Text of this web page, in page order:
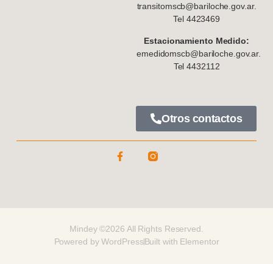
transitomscb@bariloche.gov.ar.
Tel 4423469
Estacionamiento Medido:
emedidomscb@bariloche.gov.ar.
Tel 4432112
Otros contactos
Mindey ©2026 All Rights Reserved.
Powered by WordPressBuilt with Elementor